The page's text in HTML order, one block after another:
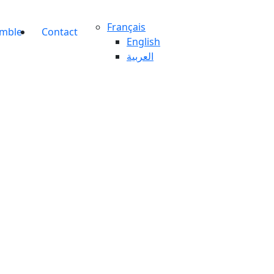
Contact
Français
English
العربية